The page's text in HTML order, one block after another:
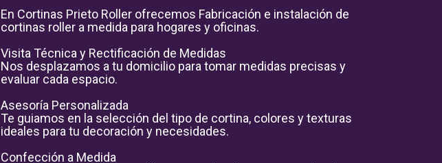
En Cortinas Prieto Roller ofrecemos Fabricación e instalación de
cortinas roller a medida para hogares y oficinas.
Visita Técnica y Rectificación de Medidas
Nos desplazamos a tu domicilio para tomar medidas precisas y
evaluar cada espacio.
Asesoría Personalizada
Te guiamos en la selección del tipo de cortina, colores y texturas
ideales para tu decoración y necesidades.
Confección a Medida